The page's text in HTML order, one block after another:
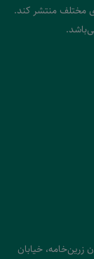
مختلف منتشر کند.
زرین‌خامه، خیابان